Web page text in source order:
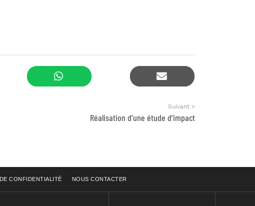
Suivant >
Réalisation d’une étude d’impact
CONFIDENTIALITÉ NOUS CONTACTER